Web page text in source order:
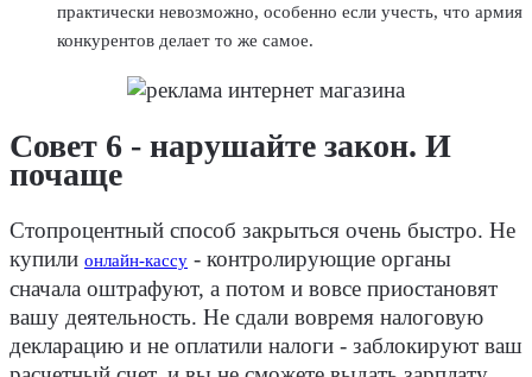
практически невозможно, особенно если учесть, что армия
конкурентов делает то же самое.
Совет 6 - нарушайте закон. И
почаще
Стопроцентный способ закрыться очень быстро. Не
купили онлайн-кассу - контролирующие органы
сначала оштрафуют, а потом и вовсе приостановят
вашу деятельность. Не сдали вовремя налоговую
декларацию и не оплатили налоги - заблокируют ваш